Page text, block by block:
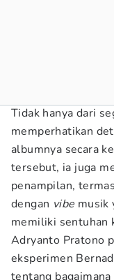
Tidak hanya dari
memperhatikan
albumnya secara
tersebut, ia juga
penampilan,
dengan vibe musik
memiliki sentuhan
Adryanto Pratono
eksperimen
tentang